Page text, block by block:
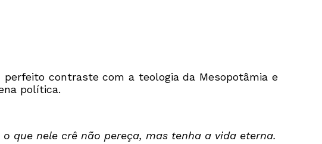
contraste com a teologia da Mesopotâmia e
política.
que nele crê não pereça, mas tenha a vida eterna.